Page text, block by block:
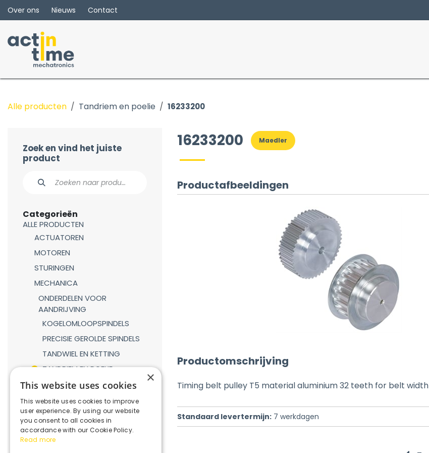
Overslaan naar inhoud
Over ons Nieuws Contact
Alle producten Tandriem en poelie 16233200
Zoek en vind het juiste
product
Categorieën
ALLE PRODUCTEN
ACTUATOREN
MOTOREN
STURINGEN
MECHANICA
ONDERDELEN VOOR
AANDRIJVING
KOGELOMLOOPSPINDELS
PRECISIE GEROLDE SPINDELS
TANDWIEL EN KETTING
TANDRIEM EN POELIE
TANDHEUGEL EN TANDWIEL
LINEAIRE GELEIDINGEN
GASVEREN
KOPPELINGEN
REDUCTIEKASTEN
16233200 Maedler
Productafbeeldingen
Productomschrijving
Timing belt pulley T5 material aluminium 32 teeth for belt
Standaard levertermijn: 7 werkdagen
×
This website uses cookies
This website uses cookies to improve
user experience. By using our website
you consent to all cookies in
accordance with our Cookie Policy.
Read more